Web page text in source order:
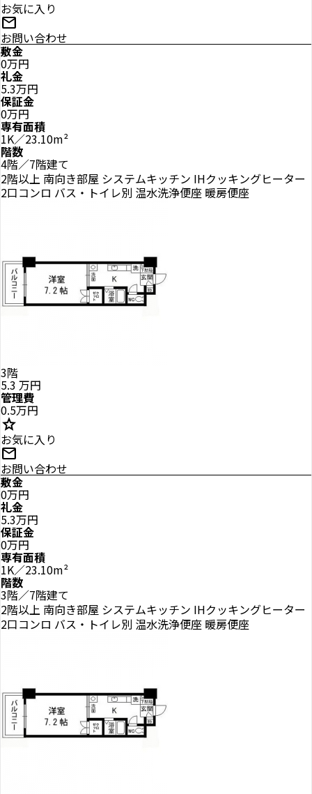
お気に入り
mail
お問い合わせ
敷金
0万円
礼金
5.3万円
保証金
0万円
専有面積
1K／23.10m²
階数
4階／7階建て
2階以上 南向き部屋 システムキッチン IHクッキングヒーター
2口コンロ バス・トイレ別 温水洗浄便座 暖房便座
3階
5.3 万円
管理費
0.5万円
star
お気に入り
mail
お問い合わせ
敷金
0万円
礼金
5.3万円
保証金
0万円
専有面積
1K／23.10m²
階数
3階／7階建て
2階以上 南向き部屋 システムキッチン IHクッキングヒーター
2口コンロ バス・トイレ別 温水洗浄便座 暖房便座